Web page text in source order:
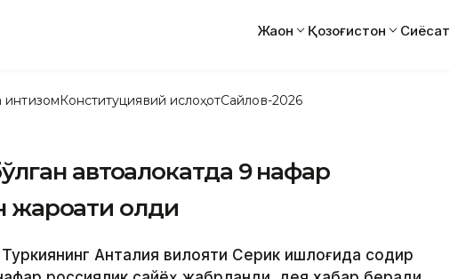
Жаҳон Қозоғистон Сиёсат
интизомКонституциявий ислоҳотСайлов-2026
автоҳалокатда 9 нафар
жароҳати олди
Aнталия вилояти Серик қишлоғида содир